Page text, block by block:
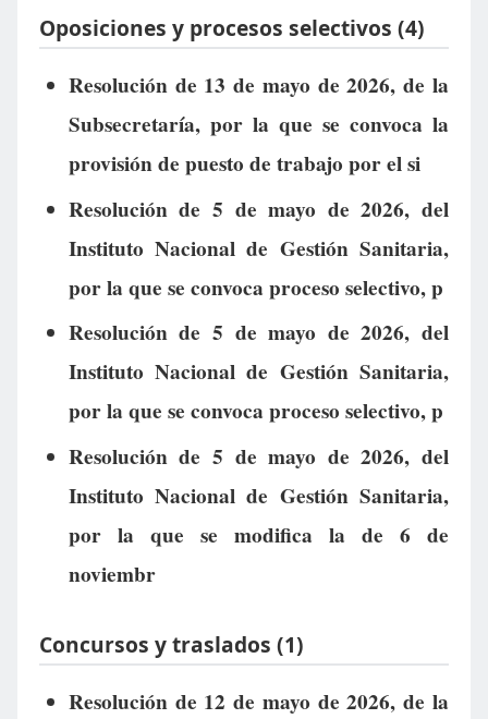
Oposiciones y procesos selectivos (4)
Resolución de 13 de mayo de 2026, de la
Subsecretaría, por la que se convoca la
provisión de puesto de trabajo por el si
Resolución de 5 de mayo de 2026, del
Instituto Nacional de Gestión Sanitaria,
por la que se convoca proceso selectivo, p
Resolución de 5 de mayo de 2026, del
Instituto Nacional de Gestión Sanitaria,
por la que se convoca proceso selectivo, p
Resolución de 5 de mayo de 2026, del
Instituto Nacional de Gestión Sanitaria,
por la que se modifica la de 6 de
noviembr
Concursos y traslados (1)
Resolución de 12 de mayo de 2026, de la